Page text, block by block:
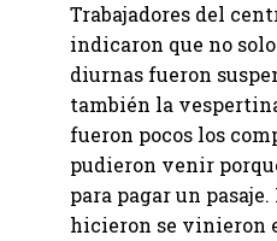
Trabajadores del
indicaron que no
diurnas fueron
también la
fueron pocos los
pudieron venir
para pagar un
hicieron se vinieron